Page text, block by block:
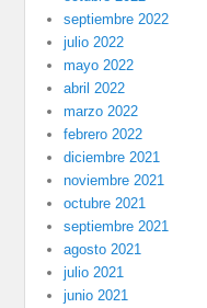
septiembre 2022
julio 2022
mayo 2022
abril 2022
marzo 2022
febrero 2022
diciembre 2021
noviembre 2021
octubre 2021
septiembre 2021
agosto 2021
julio 2021
junio 2021